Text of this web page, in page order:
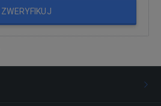
ZWERYFIKUJ